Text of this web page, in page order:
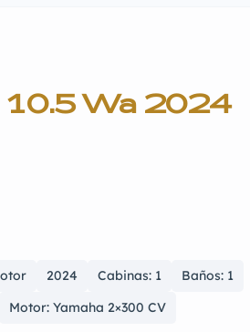
10.5 Wa 2024
2024 Cabinas: 1
Baños: 1
Motor: Yamaha 2×300 CV